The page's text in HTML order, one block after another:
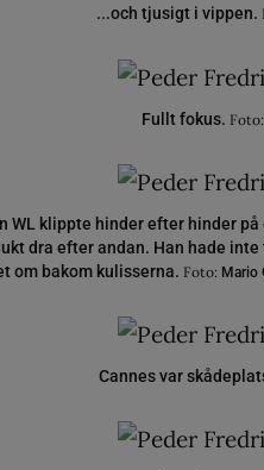
...och tjusigt i vippen.
Fullt fokus. Foto:
WL klippte hinder efter hinder
dra efter andan. Han hade
om bakom kulisserna. Foto: Mario
Cannes var